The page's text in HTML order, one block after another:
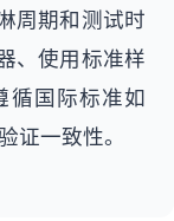
周期和测试时
、使用标准样
循国际标准如
证一致性。